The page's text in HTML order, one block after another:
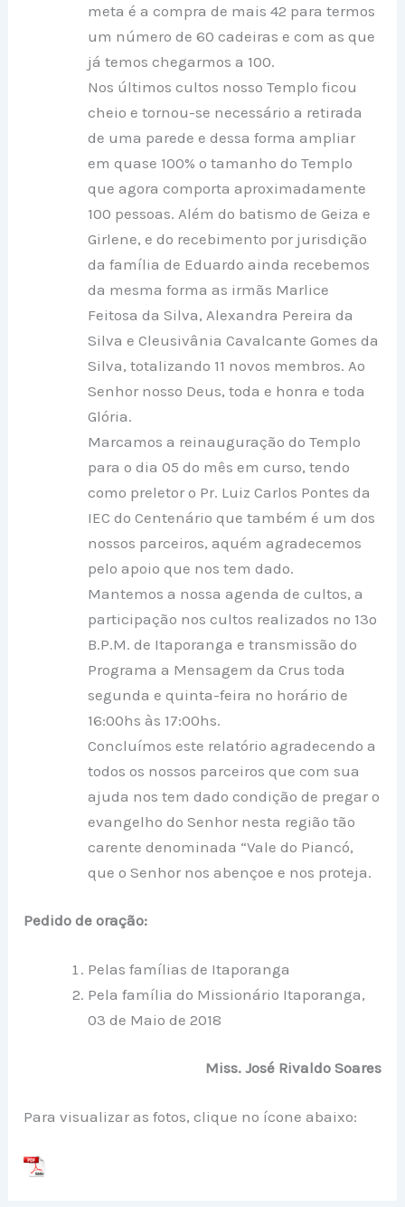
meta é a compra de mais 42 para termos
um número de 60 cadeiras e com as que
já temos chegarmos a 100.
Nos últimos cultos nosso Templo ficou
cheio e tornou-se necessário a retirada
de uma parede e dessa forma ampliar
em quase 100% o tamanho do Templo
que agora comporta aproximadamente
100 pessoas. Além do batismo de Geiza e
Girlene, e do recebimento por jurisdição
da família de Eduardo ainda recebemos
da mesma forma as irmãs Marlice
Feitosa da Silva, Alexandra Pereira da
Silva e Cleusivânia Cavalcante Gomes da
Silva, totalizando 11 novos membros. Ao
Senhor nosso Deus, toda e honra e toda
Glória.
Marcamos a reinauguração do Templo
para o dia 05 do mês em curso, tendo
como preletor o Pr. Luiz Carlos Pontes da
IEC do Centenário que também é um dos
nossos parceiros, aquém agradecemos
pelo apoio que nos tem dado.
Mantemos a nossa agenda de cultos, a
participação nos cultos realizados no 13º
B.P.M. de Itaporanga e transmissão do
Programa a Mensagem da Crus toda
segunda e quinta-feira no horário de
16:00hs às 17:00hs.
Concluímos este relatório agradecendo a
todos os nossos parceiros que com sua
ajuda nos tem dado condição de pregar o
evangelho do Senhor nesta região tão
carente denominada “Vale do Piancó,
que o Senhor nos abençoe e nos proteja.
Pedido de oração:
Pelas famílias de Itaporanga
Pela família do Missionário Itaporanga,
03 de Maio de 2018
Miss. José Rivaldo Soares
Para visualizar as fotos, clique no ícone abaixo: